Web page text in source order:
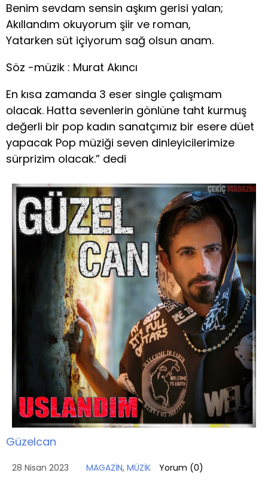
Benim sevdam sensin aşkım gerisi yalan;
Akıllandım okuyorum şiir ve roman,
Yatarken süt içiyorum sağ olsun anam.
Söz -müzik : Murat Akıncı
En kısa zamanda 3 eser single çalışmam
olacak. Hatta sevenlerin gönlüne taht kurmuş
değerli bir pop kadın sanatçımız bir esere düet
yapacak Pop müziği seven dinleyicilerimize
sürprizim olacak.” dedi
Güzelcan
28 Nisan 2023 MAGAZİN, MÜZİK Yorum (0)